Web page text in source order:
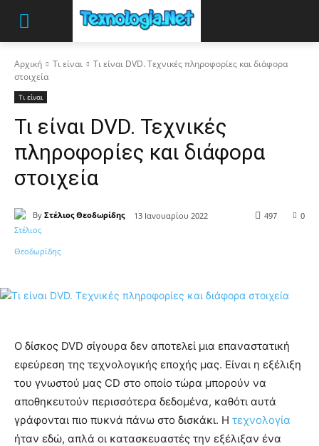
Αρχική Τι είναι
Τι είναι DVD. Τεχνικές πληροφορίες και διάφορα
στοιχεία
Τι είναι
Τι είναι DVD. Τεχνικές
πληροφορίες και διάφορα
στοιχεία
By Στέλιος Θεοδωρίδης 13 Ιανουαρίου 2022 0
497
Ο δίσκος DVD σίγουρα δεν αποτελεί μια επαναστατική
εφεύρεση της τεχνολογικής εποχής μας. Είναι η εξέλιξη
του γνωστού μας CD στο οποίο τώρα μπορούν να
αποθηκευτούν περισσότερα δεδομένα, καθότι αυτά
γράφονται πιο πυκνά πάνω στο δισκάκι. Η τεχνολογία
ήταν εδώ, απλά οι κατασκευαστές την εξέλιξαν ένα